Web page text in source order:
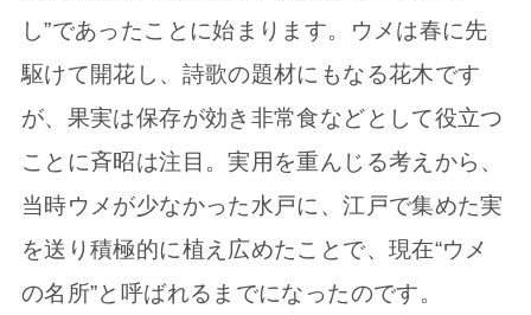
し”であったことに始まります。ウメは春に先
駆けて開花し、詩歌の題材にもなる花木です
が、果実は保存が効き非常食などとして役立つ
ことに斉昭は注目。実用を重んじる考えから、
当時ウメが少なかった水戸に、江戸で集めた実
を送り積極的に植え広めたことで、現在“ウメ
の名所”と呼ばれるまでになったのです。